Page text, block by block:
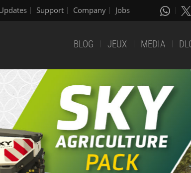
Support Company Jobs
BLOG JEUX MEDIA